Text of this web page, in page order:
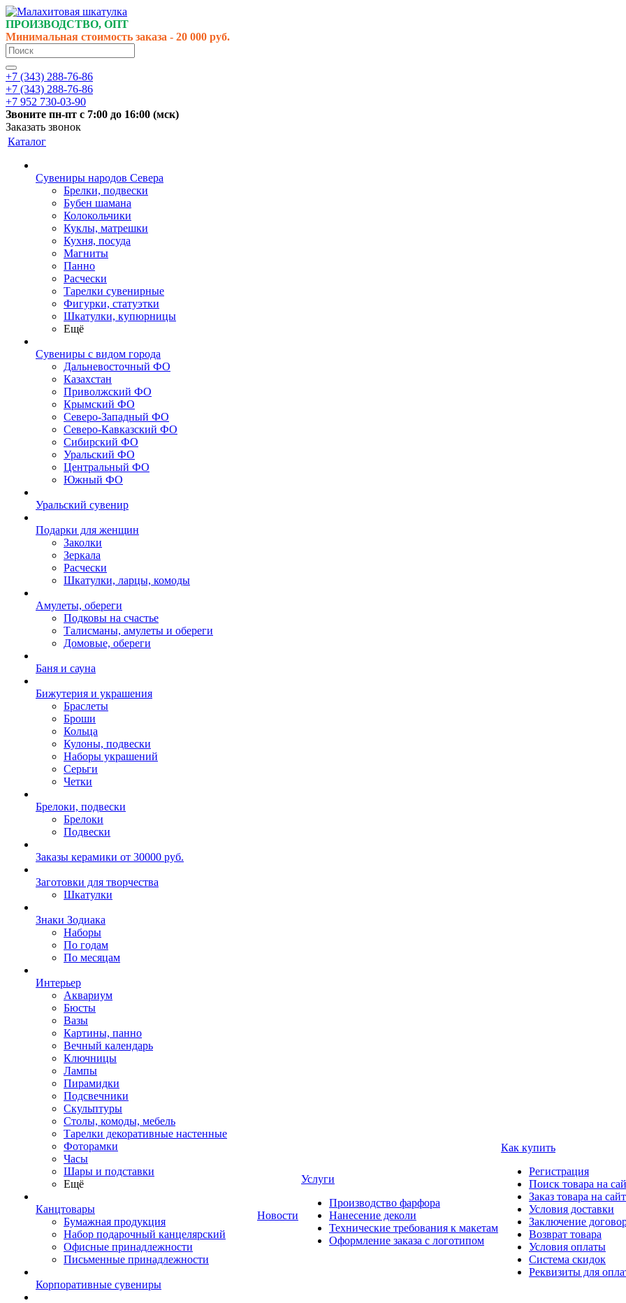
ПРОИЗВОДСТВО, ОПТ
Минимальная стоимость заказа - 20 000 руб.
+7 (343) 288-76-86
+7 (343) 288-76-86
+7 952 730-03-90
Звоните пн-пт с 7:00 до 16:00 (мск)
Заказать звонок
Каталог
Сувениры народов Севера
Брелки, подвески
Бубен шамана
Колокольчики
Куклы, матрешки
Кухня, посуда
Магниты
Панно
Расчески
Тарелки сувенирные
Фигурки, статуэтки
Шкатулки, купюрницы
Ещё
Сувениры с видом города
Дальневосточный ФО
Казахстан
Приволжский ФО
Крымский ФО
Северо-Западный ФО
Северо-Кавказский ФО
Сибирский ФО
Уральский ФО
Центральный ФО
Южный ФО
Уральский сувенир
Подарки для женщин
Заколки
Зеркала
Расчески
Шкатулки, ларцы, комоды
Амулеты, обереги
Подковы на счастье
Талисманы, амулеты и обереги
Домовые, обереги
Баня и сауна
Бижутерия и украшения
Браслеты
Броши
Кольца
Кулоны, подвески
Наборы украшений
Серьги
Четки
Брелоки, подвески
Брелоки
Подвески
Заказы керамики от 30000 руб.
Заготовки для творчества
Шкатулки
Знаки Зодиака
Наборы
По годам
По месяцам
Интерьер
Аквариум
Бюсты
Вазы
Картины, панно
Вечный календарь
Ключницы
Лампы
Пирамидки
Подсвечники
Скульптуры
Столы, комоды, мебель
Тарелки декоративные настенные
Фоторамки
Часы
Шары и подставки
Ещё
Канцтовары
Бумажная продукция
Набор подарочный канцелярский
Офисные принадлежности
Письменные принадлежности
Корпоративные сувениры
Новости
Услуги
Производство фарфора
Нанесение деколи
Технические требования к макетам
Оформление заказа с логотипом
Как купить
Регистрация
Поиск товара на
Заказ товара на
Условия доставки
Заключение
Возврат товара
Условия оплаты
Система скидок
Реквизиты для